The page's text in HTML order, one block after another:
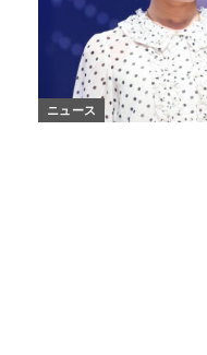
ニュース